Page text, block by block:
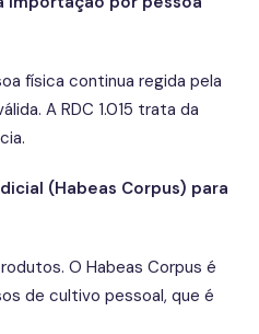
física continua regida pela
A RDC 1.015 trata da
(Habeas Corpus) para
O Habeas Corpus é
de cultivo pessoal, que é